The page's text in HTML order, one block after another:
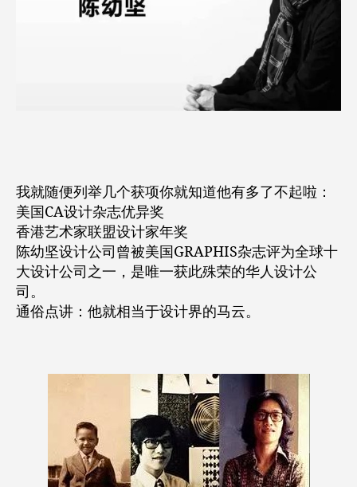
我就随便列举几个获项你就知道他有多了不起啦：
美国CA设计杂志优异奖
香港艺术家联盟设计家年奖
陈幼坚设计公司曾被美国GRAPHIS杂志评为全球十
大设计公司之一，是唯一获此殊荣的华人设计公
司。
通俗点讲：他就相当于设计界的马云。